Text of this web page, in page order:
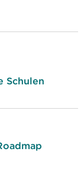
Schulen